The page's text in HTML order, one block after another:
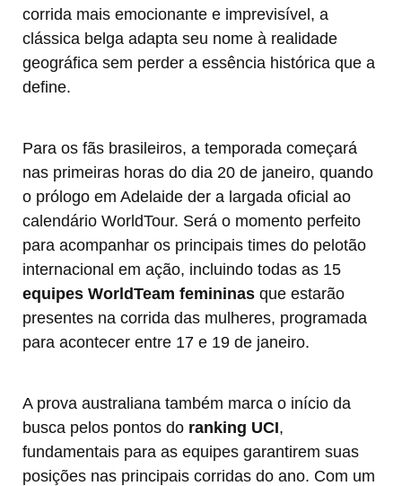
corrida mais emocionante e imprevisível, a
clássica belga adapta seu nome à realidade
geográfica sem perder a essência histórica que a
define.
Para os fãs brasileiros, a temporada começará
nas primeiras horas do dia 20 de janeiro, quando
o prólogo em Adelaide der a largada oficial ao
calendário WorldTour. Será o momento perfeito
para acompanhar os principais times do pelotão
internacional em ação, incluindo todas as 15
equipes WorldTeam femininas que estarão
presentes na corrida das mulheres, programada
para acontecer entre 17 e 19 de janeiro.
A prova australiana também marca o início da
busca pelos pontos do ranking UCI,
fundamentais para as equipes garantirem suas
posições nas principais corridas do ano. Com um